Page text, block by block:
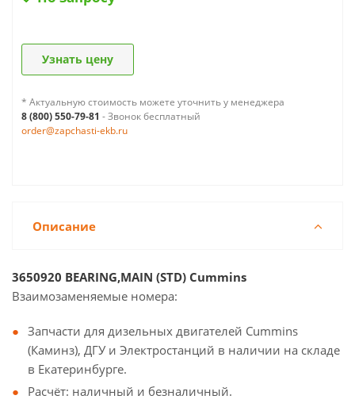
Узнать цену
* Актуальную стоимость можете уточнить у менеджера
8 (800) 550-79-81 - Звонок бесплатный
order@zapchasti-ekb.ru
Описание
3650920 BEARING,MAIN (STD) Cummins
Взаимозаменяемые номера:
Запчасти для дизельных двигателей Cummins
(Каминз), ДГУ и Электростанций в наличии на складе
в Екатеринбурге.
Расчёт: наличный и безналичный.